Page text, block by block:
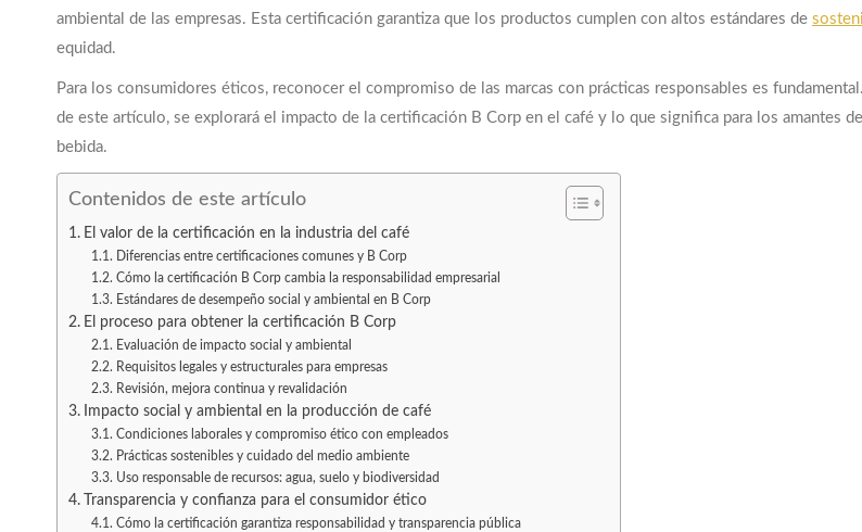
ambiental de las empresas. Esta certificación garantiza que los productos cumplen con altos estándares de
equidad.
Para los consumidores éticos, reconocer el compromiso de las marcas con prácticas responsables es
de este artículo, se explorará el impacto de la certificación B Corp en el café y lo que significa para los amantes
bebida.
Contenidos de este artículo
El valor de la certificación en la industria del café
Diferencias entre certificaciones comunes y B Corp
Cómo la certificación B Corp cambia la responsabilidad empresarial
Estándares de desempeño social y ambiental en B Corp
El proceso para obtener la certificación B Corp
Evaluación de impacto social y ambiental
Requisitos legales y estructurales para empresas
Revisión, mejora continua y revalidación
Impacto social y ambiental en la producción de café
Condiciones laborales y compromiso ético con empleados
Prácticas sostenibles y cuidado del medio ambiente
Uso responsable de recursos: agua, suelo y biodiversidad
Transparencia y confianza para el consumidor ético
Cómo la certificación garantiza responsabilidad y transparencia pública
EXTRACCIÓN · TUESTE ·